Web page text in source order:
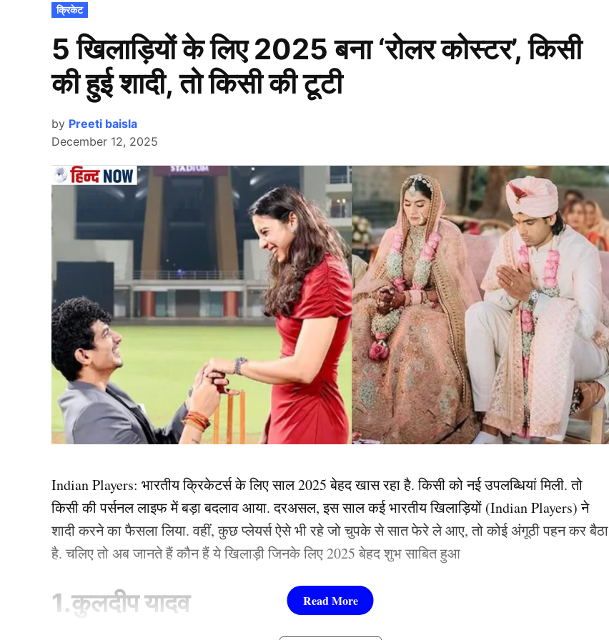
POSTED
IN
क्रिकेट
5 खिलाड़ियों के लिए 2025 बना ‘रोलर कोस्टर’, किसी
की हुई शादी, तो किसी की टूटी
by Preeti baisla
December 12, 2025
Indian Players: भारतीय क्रिकेटर्स के लिए साल 2025 बेहद खास रहा है. किसी को नई उपलब्धियां मिली. तो
किसी की पर्सनल लाइफ में बड़ा बदलाव आया. दरअसल, इस साल कई भारतीय खिलाड़ियों (Indian Players) ने
शादी करने का फैसला लिया. वहीं, कुछ प्लेयर्स ऐसे भी रहे जो चुपके से सात फेरे ले आए, तो कोई अंगूठी पहन कर बैठा
है. चलिए तो अब जानते हैं कौन हैं ये खिलाड़ी जिनके लिए 2025 बेहद शुभ साबित हुआ
1.कुलदीप यादव